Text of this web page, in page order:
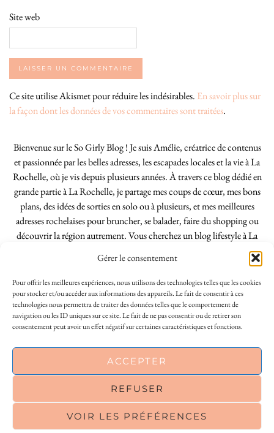
This site uses cookies to deliver its services
agree to its use of cookies. Learn more
OK
Gérer le consentement
Pour offrir les meilleures expériences, nous utilisons des technologies telles que les cookies
pour stocker et/ou accéder aux informations des appareils. Le fait de consentir à ces
technologies nous permettra de traiter des données telles que le comportement de
navigation ou les ID uniques sur ce site. Le fait de ne pas consentir ou de retirer son
consentement peut avoir un effet négatif sur certaines caractéristiques et fonctions.
ACCEPTER
REFUSER
VOIR LES PRÉFÉRENCES
Site web
Ce site utilise Akismet pour réduire les indésirables. En savoir plus sur
la façon dont les données de vos commentaires sont traitées.
Bienvenue sur le So Girly Blog ! Je suis Amélie, créatrice de contenus
et passionnée par les belles adresses, les escapades locales et la vie à La
Rochelle, où je vis depuis plusieurs années. À travers ce blog dédié en
grande partie à La Rochelle, je partage mes coups de cœur, mes bons
plans, des idées de sorties en solo ou à plusieurs, et mes meilleures
adresses rochelaises pour bruncher, se balader, faire du shopping ou
découvrir la région autrement. Vous cherchez un blog lifestyle à La
Rochelle, tenu par une locale ? Vous êtes au bon endroit. Que vous
soyez Rochelais·e ou de passage dans notre belle ville, j’espère que mes
articles vous aideront à profiter de La Rochelle comme un·e vrai·e
initié·e. !
FACEBOOK | 18200